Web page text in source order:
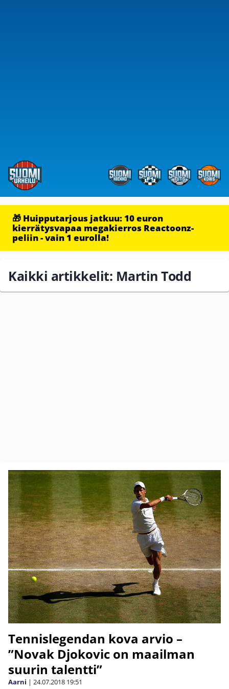
🎁 Huipputarjous jatkuu: 10 euron
kierrätysvapaa megakierros Reactoonz-
peliin - vain 1 eurolla!
Kaikki artikkelit: Martin Todd
Tennislegendan kova arvio –
”Novak Djokovic on maailman
suurin talentti”
Aarni | 24.07.2018 19:51